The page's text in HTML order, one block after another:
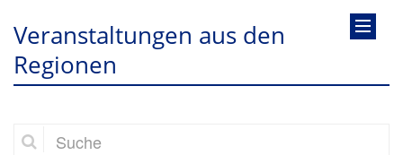
Veranstaltungen aus den
Regionen
Suche